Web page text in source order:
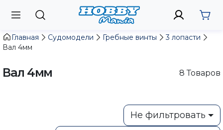
Главная Судомодели Гребные винты
3 лопасти
Вал 4мм
Вал 4мм 8 Товаров
Не фильтровать